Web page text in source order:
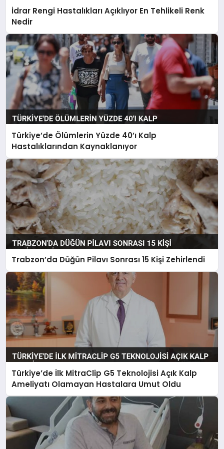
İdrar Rengi Hastalıkları Açıklıyor En Tehlikeli Renk
Nedir
Türkiye’de Ölümlerin Yüzde 40’ı Kalp
Hastalıklarından Kaynaklanıyor
Trabzon’da Düğün Pilavı Sonrası 15 Kişi Zehirlendi
Türkiye’de İlk MitraClip G5 Teknolojisi Açık Kalp
Ameliyatı Olamayan Hastalara Umut Oldu